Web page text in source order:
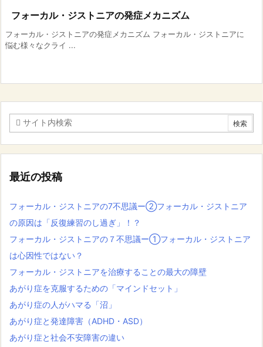
フォーカル・ジストニアの発症メカニズム
フォーカル・ジストニアの発症メカニズム フォーカル・ジストニアに
悩む様々なクライ ...
最近の投稿
フォーカル・ジストニアの7不思議ー②フォーカル・ジストニア
の原因は「反復練習のし過ぎ」！？
フォーカル・ジストニアの７不思議ー①フォーカル・ジストニア
は心因性ではない？
フォーカル・ジストニアを治療することの最大の障壁
あがり症を克服するための「マインドセット」
あがり症の人がハマる「沼」
あがり症と発達障害（ADHD・ASD）
あがり症と社会不安障害の違い